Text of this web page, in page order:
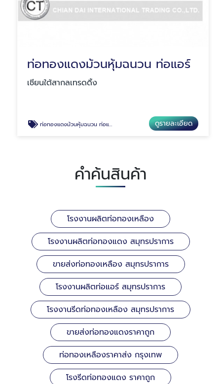
ท่อทองแดงม้วนหุ้มฉนวน ท่อแอร์
เชียนใต้สากลเทรดดิ้ง
ท่อทองแดงม้วนหุ้มฉนวน ท่อแอร์ ดูรายละเอียด
คำค้นสินค้า
โรงงานผลิตท่อทองเหลือง
โรงงานผลิตท่อทองแดง สมุทรปราการ
ขายส่งท่อทองเหลือง สมุทรปราการ
โรงงานผลิตท่อแอร์ สมุทรปราการ
โรงงานรีดท่อทองเหลือง สมุทรปราการ
ขายส่งท่อทองแดงราคาถูก
ท่อทองเหลืองราคาส่ง กรุงเทพ
โรงรีดท่อทองแดง ราคาถูก